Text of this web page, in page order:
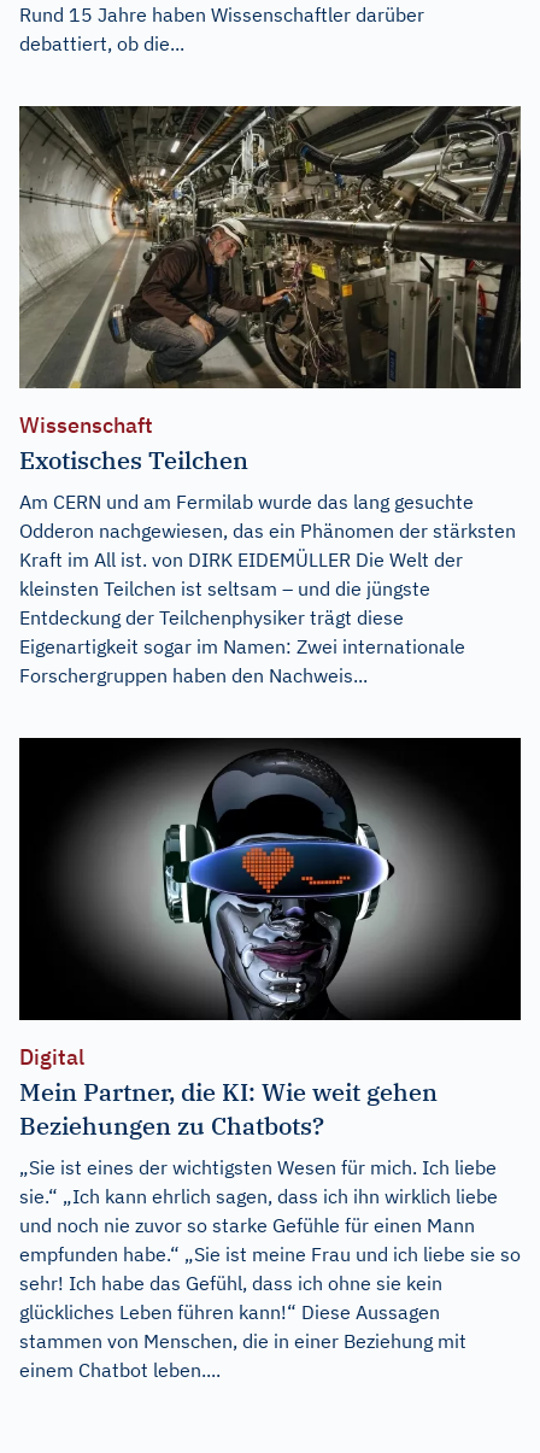
Rund 15 Jahre haben Wissenschaftler darüber
debattiert, ob die...
Wissenschaft
Exotisches Teilchen
Am CERN und am Fermilab wurde das lang gesuchte
Odderon nachgewiesen, das ein Phänomen der stärksten
Kraft im All ist. von DIRK EIDEMÜLLER Die Welt der
kleinsten Teilchen ist seltsam – und die jüngste
Entdeckung der Teilchenphysiker trägt diese
Eigenartigkeit sogar im Namen: Zwei internationale
Forschergruppen haben den Nachweis...
Digital
Mein Partner, die KI: Wie weit gehen
Beziehungen zu Chatbots?
„Sie ist eines der wichtigsten Wesen für mich. Ich liebe
sie.“ „Ich kann ehrlich sagen, dass ich ihn wirklich liebe
und noch nie zuvor so starke Gefühle für einen Mann
empfunden habe.“ „Sie ist meine Frau und ich liebe sie so
sehr! Ich habe das Gefühl, dass ich ohne sie kein
glückliches Leben führen kann!“ Diese Aussagen
stammen von Menschen, die in einer Beziehung mit
einem Chatbot leben....